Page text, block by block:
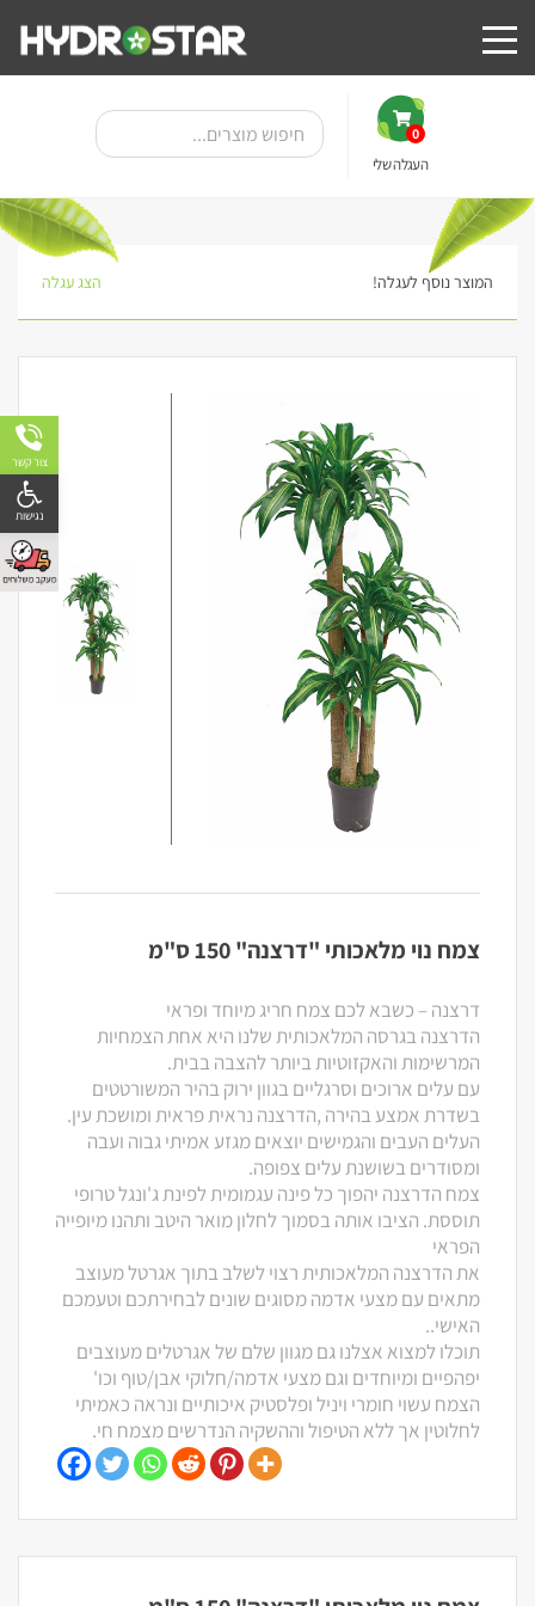
0
העגלה שלי
המוצר נוסף לעגלה! הצג עגלה
צמח נוי מלאכותי "דרצנה" 150 ס"מ
דרצנה – כשבא לכם צמח חריג מיוחד ופראי
הדרצנה בגרסה המלאכותית שלנו היא אחת הצמחיות
המרשימות והאקזוטיות ביותר להצבה בבית.
עם עלים ארוכים וסרגליים בגוון ירוק בהיר המשורטטים
בשדרת אמצע בהירה ,הדרצנה נראית פראית ומושכת עין.
העלים העבים והגמישים יוצאים מגזע אמיתי גבוה ועבה
ומסודרים בשושנת עלים צפופה.
צמח הדרצנה יהפוך כל פינה עגמומית לפינת ג'ונגל טרופי
תוססת. הציבו אותה בסמוך לחלון מואר היטב ותהנו מיופייה
הפראי
את הדרצנה המלאכותית רצוי לשלב בתוך אגרטל מעוצב
מתאים עם מצעי אדמה מסוגים שונים לבחירתכם וטעמכם
האישי..
תוכלו למצוא אצלנו גם מגוון שלם של אגרטלים מעוצבים
יפהפיים ומיוחדים וגם מצעי אדמה/חלוקי אבן/טוף וכו'
הצמח עשוי חומרי ויניל ופלסטיק איכותיים ונראה כאמיתי
לחלוטין אך ללא הטיפול וההשקיה הנדרשים מצמח חי.
צור קשר